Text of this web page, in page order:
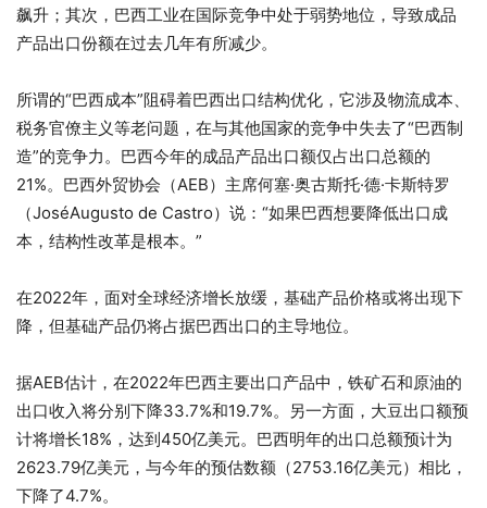
飙升；其次，巴西工业在国际竞争中处于弱势地位，导致成品
产品出口份额在过去几年有所减少。
所谓的“巴西成本”阻碍着巴西出口结构优化，它涉及物流成本、
税务官僚主义等老问题，在与其他国家的竞争中失去了“巴西制
造”的竞争力。巴西今年的成品产品出口额仅占出口总额的
21%。巴西外贸协会（AEB）主席何塞·奥古斯托·德·卡斯特罗
（JoséAugusto de Castro）说：“如果巴西想要降低出口成
本，结构性改革是根本。”
在2022年，面对全球经济增长放缓，基础产品价格或将出现下
降，但基础产品仍将占据巴西出口的主导地位。
据AEB估计，在2022年巴西主要出口产品中，铁矿石和原油的
出口收入将分别下降33.7%和19.7%。另一方面，大豆出口额预
计将增长18%，达到450亿美元。巴西明年的出口总额预计为
2623.79亿美元，与今年的预估数额（2753.16亿美元）相比，
下降了4.7%。